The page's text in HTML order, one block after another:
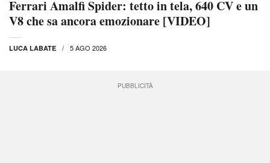
Ferrari Amalfi Spider: tetto in tela, 640 CV e un
V8 che sa ancora emozionare [VIDEO]
LUCA LABATE 5 AGO 2026
PUBBLICITÀ